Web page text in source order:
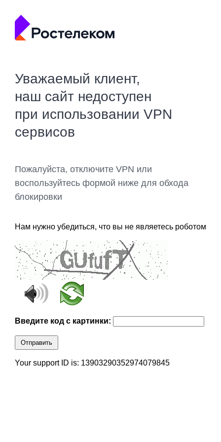
Уважаемый клиент,
наш сайт недоступен
при использовании VPN
сервисов
Пожалуйста, отключите VPN или
воспользуйтесь формой ниже для обхода
блокировки
Нам нужно убедиться, что вы не являетесь роботом
Введите код с картинки:
Отправить
Your support ID is: 13903290352974079845